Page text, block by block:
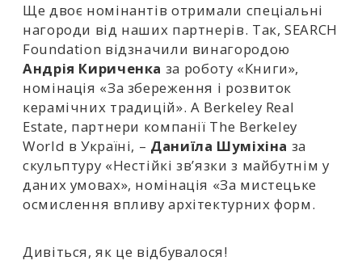
Ще двоє номінантів отримали спеціальні
нагороди від наших партнерів. Так, SEARCH
Foundation відзначили винагородою
Андрія Кириченка за роботу «Книги»,
номінація «За збереження і розвиток
керамічних традицій». А Berkeley Real
Estate, партнери компанії The Berkeley
World в Україні, – Даниїла Шуміхіна за
скульптуру «Нестійкі зв’язки з майбутнім у
даних умовах», номінація «За мистецьке
осмислення впливу архітектурних форм.
Дивіться, як це відбувалося!